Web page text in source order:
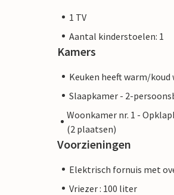
1 TV
Aantal kinderstoelen: 1
Kamers
Keuken heeft warm/koud
Slaapkamer - 2-
Woonkamer nr. 1 -
(2 plaatsen)
Voorzieningen
Elektrisch fornuis met
Vriezer : 100 liter